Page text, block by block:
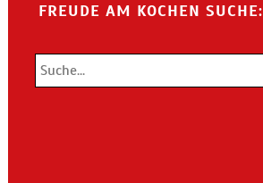
FREUDE AM KOCHEN SUCHE: